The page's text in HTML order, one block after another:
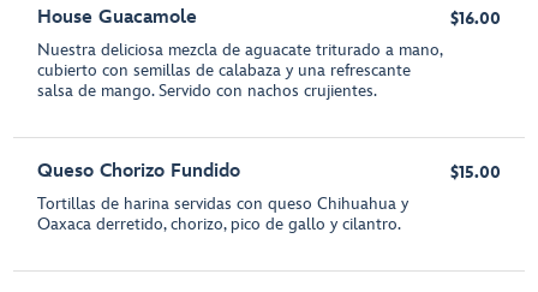
House Guacamole
Nuestra deliciosa mezcla de aguacate triturado a mano,
cubierto con semillas de calabaza y una refrescante
salsa de mango. Servido con nachos crujientes.
$16.00
Queso Chorizo Fundido
Tortillas de harina servidas con queso Chihuahua y
Oaxaca derretido, chorizo, pico de gallo y cilantro.
$15.00